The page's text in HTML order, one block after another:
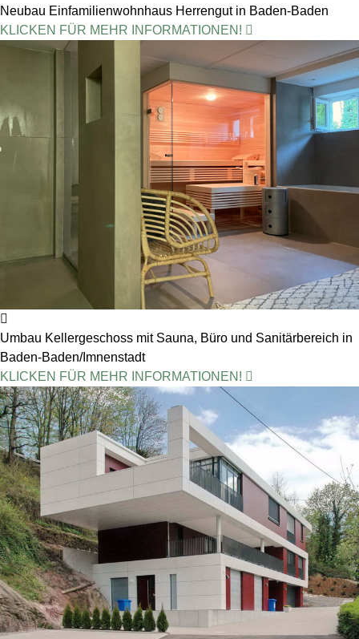
Neubau Einfamilienwohnhaus Herrengut in Baden-Baden
KLICKEN FÜR MEHR INFORMATIONEN!
Umbau Kellergeschoss mit Sauna, Büro und Sanitärbereich in
Baden-Baden/Imnenstadt
KLICKEN FÜR MEHR INFORMATIONEN!